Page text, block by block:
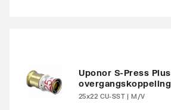
Uponor S-Press Plus
overgangskoppeling
25x22 CU-SST | M/V